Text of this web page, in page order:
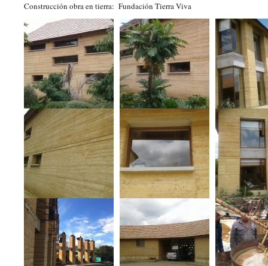
Construcción obra en tierra: Fundación Tierra Viva